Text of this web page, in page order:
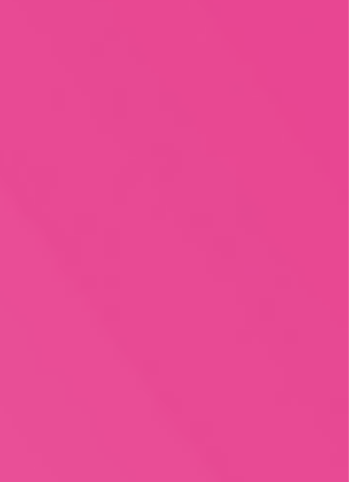
Einblicke in alle
Vom
über die Rohstoffprüfung bis
geben wir Ihnen
hinter die Kulissen zu schauen.
nur Einblick, sondern dürfen
und sich z. B. mit der
sowie der täglichen
Produkte und Rohstoffe
MIT: